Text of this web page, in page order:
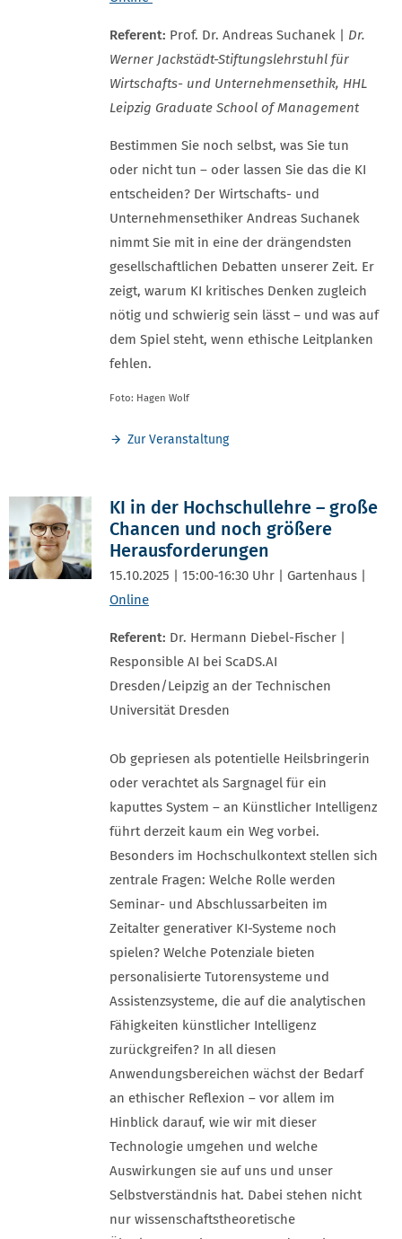
Referent: Prof. Dr. Andreas Suchanek | Dr.
Werner Jackstädt-Stiftungslehrstuhl für
Wirtschafts- und Unternehmensethik, HHL
Leipzig Graduate School of Management
Bestimmen Sie noch selbst, was Sie tun
oder nicht tun – oder lassen Sie das die KI
entscheiden? Der Wirtschafts- und
Unternehmensethiker Andreas Suchanek
nimmt Sie mit in eine der drängendsten
gesellschaftlichen Debatten unserer Zeit. Er
zeigt, warum KI kritisches Denken zugleich
nötig und schwierig sein lässt – und was auf
dem Spiel steht, wenn ethische Leitplanken
fehlen.
Foto: Hagen Wolf
Zur Veranstaltung
KI in der Hochschullehre – große
Chancen und noch größere
Herausforderungen
15.10.2025 | 15:00-16:30 Uhr | Gartenhaus |
Online
Referent: Dr. Hermann Diebel-Fischer |
Responsible AI bei ScaDS.AI
Dresden/Leipzig an der Technischen
Universität Dresden
Ob gepriesen als potentielle Heilsbringerin
oder verachtet als Sargnagel für ein
kaputtes System – an Künstlicher Intelligenz
führt derzeit kaum ein Weg vorbei.
Besonders im Hochschulkontext stellen sich
zentrale Fragen: Welche Rolle werden
Seminar- und Abschlussarbeiten im
Zeitalter generativer KI-Systeme noch
spielen? Welche Potenziale bieten
personalisierte Tutorensysteme und
Assistenzsysteme, die auf die analytischen
Fähigkeiten künstlicher Intelligenz
zurückgreifen? In all diesen
Anwendungsbereichen wächst der Bedarf
an ethischer Reflexion – vor allem im
Hinblick darauf, wie wir mit dieser
Technologie umgehen und welche
Auswirkungen sie auf uns und unser
Selbstverständnis hat. Dabei stehen nicht
nur wissenschaftstheoretische